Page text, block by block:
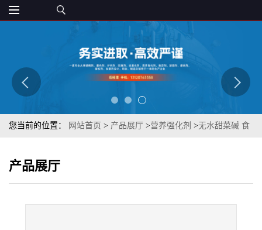
您当前的位置： 网站首页 > 产品展厅 >营养强化剂 >无水甜菜碱 食
产品展厅